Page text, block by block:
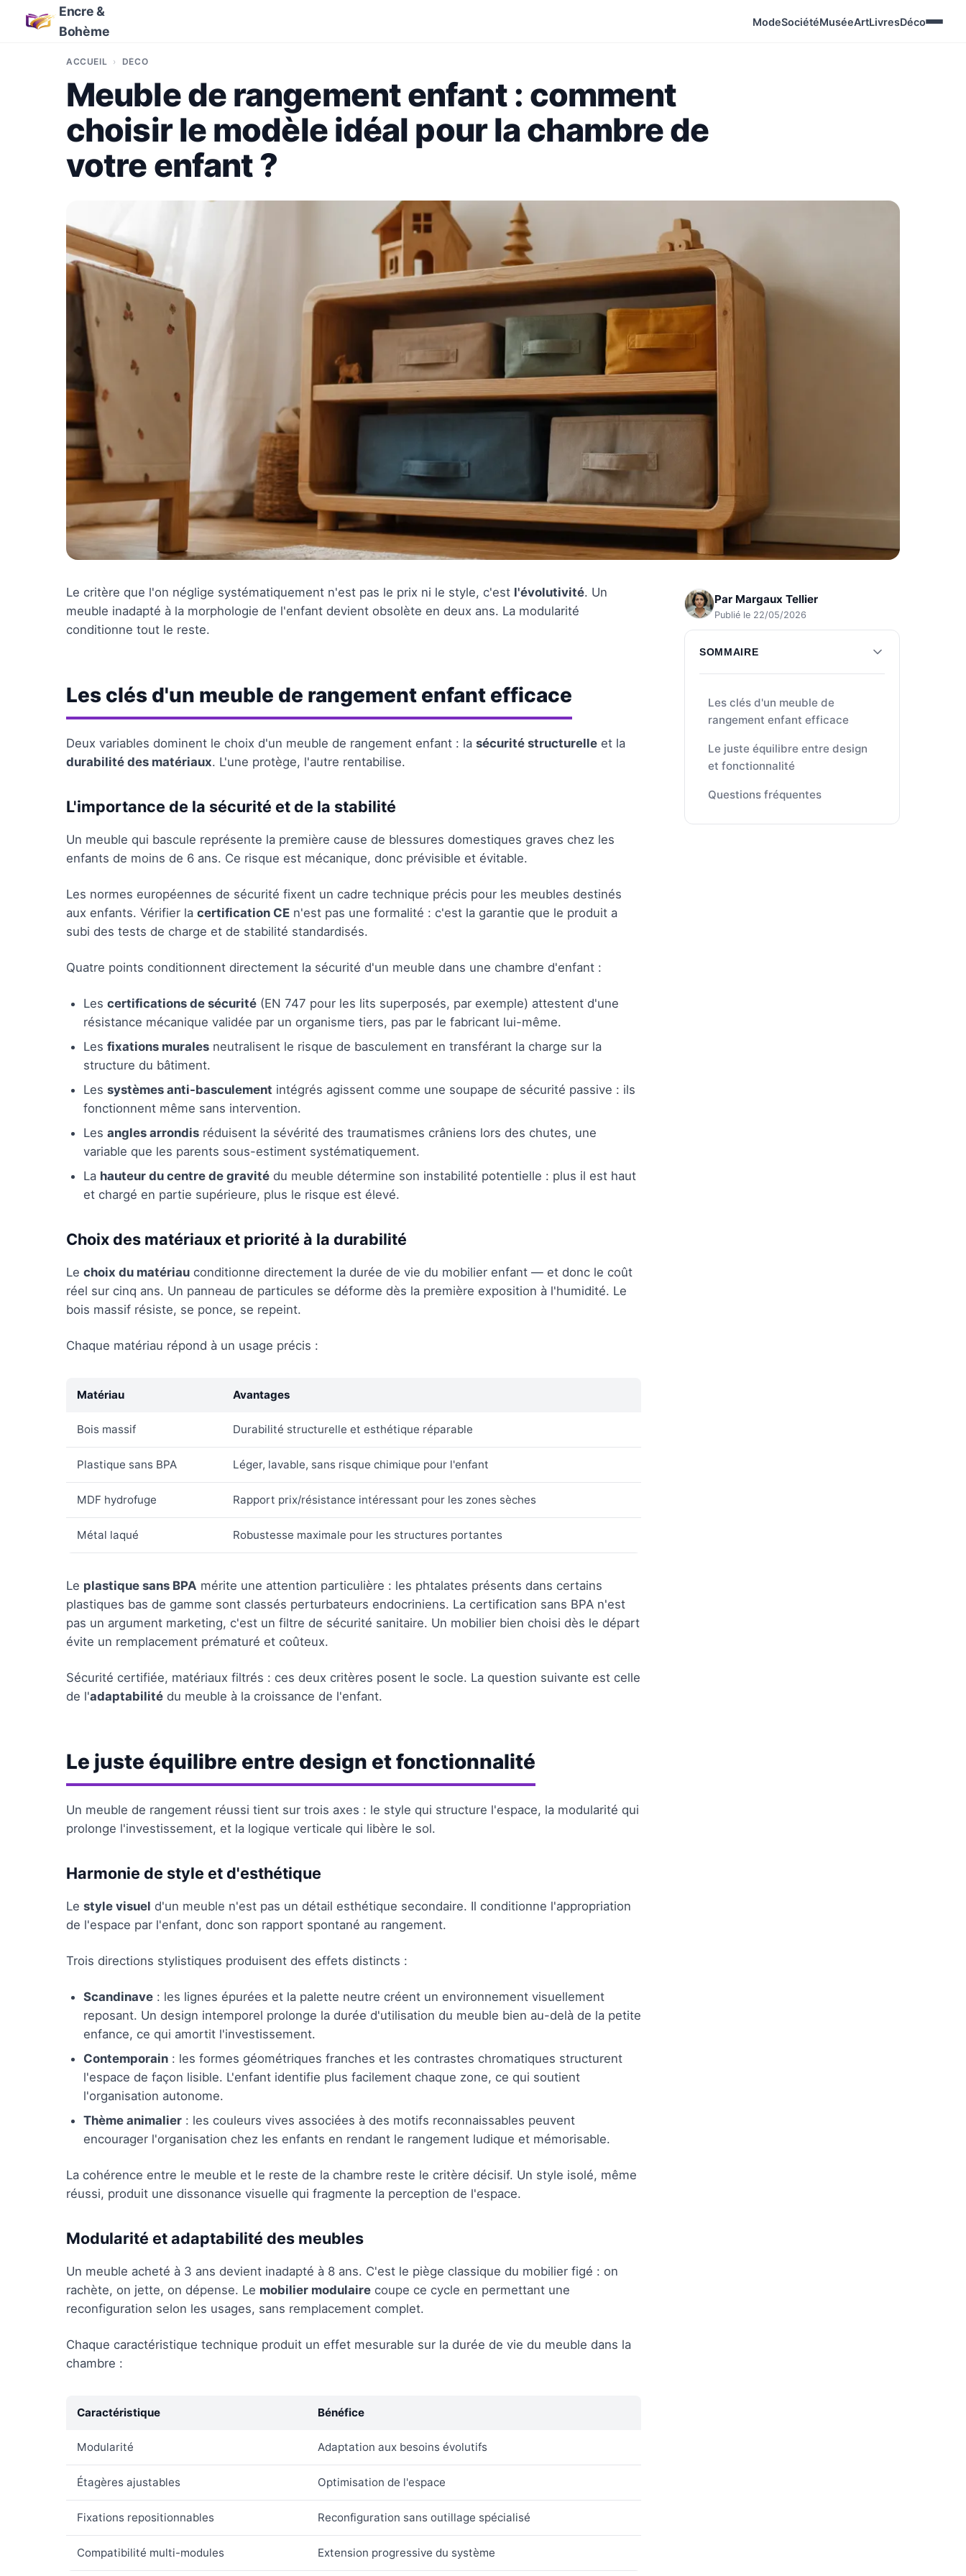
Encre &
Bohème
ModeSociétéMuséeArtLivresDéco
ACCUEIL DÉCO
Meuble de rangement enfant : comment
choisir le modèle idéal pour la chambre de
votre enfant ?
Par Margaux Tellier
Publié le 22/05/2026
SOMMAIRE
Les clés d'un meuble de
rangement enfant efficace
Le juste équilibre entre design
et fonctionnalité
Questions fréquentes
Le critère que l'on néglige systématiquement n'est pas le prix ni le style, c'est l'évolutivité. Un
meuble inadapté à la morphologie de l'enfant devient obsolète en deux ans. La modularité
conditionne tout le reste.
Les clés d'un meuble de rangement enfant efficace
Deux variables dominent le choix d'un meuble de rangement enfant : la sécurité structurelle et la
durabilité des matériaux. L'une protège, l'autre rentabilise.
L'importance de la sécurité et de la stabilité
Un meuble qui bascule représente la première cause de blessures domestiques graves chez les
enfants de moins de 6 ans. Ce risque est mécanique, donc prévisible et évitable.
Les normes européennes de sécurité fixent un cadre technique précis pour les meubles destinés
aux enfants. Vérifier la certification CE n'est pas une formalité : c'est la garantie que le produit a
subi des tests de charge et de stabilité standardisés.
Quatre points conditionnent directement la sécurité d'un meuble dans une chambre d'enfant :
Les certifications de sécurité (EN 747 pour les lits superposés, par exemple) attestent d'une
résistance mécanique validée par un organisme tiers, pas par le fabricant lui-même.
Les fixations murales neutralisent le risque de basculement en transférant la charge sur la
structure du bâtiment.
Les systèmes anti-basculement intégrés agissent comme une soupape de sécurité passive : ils
fonctionnent même sans intervention.
Les angles arrondis réduisent la sévérité des traumatismes crâniens lors des chutes, une
variable que les parents sous-estiment systématiquement.
La hauteur du centre de gravité du meuble détermine son instabilité potentielle : plus il est haut
et chargé en partie supérieure, plus le risque est élevé.
Choix des matériaux et priorité à la durabilité
Le choix du matériau conditionne directement la durée de vie du mobilier enfant — et donc le coût
réel sur cinq ans. Un panneau de particules se déforme dès la première exposition à l'humidité. Le
bois massif résiste, se ponce, se repeint.
Chaque matériau répond à un usage précis :
Matériau Avantages
Bois massif Durabilité structurelle et esthétique réparable
Plastique sans BPA Léger, lavable, sans risque chimique pour l'enfant
MDF hydrofuge Rapport prix/résistance intéressant pour les zones sèches
Métal laqué Robustesse maximale pour les structures portantes
Le plastique sans BPA mérite une attention particulière : les phtalates présents dans certains
plastiques bas de gamme sont classés perturbateurs endocriniens. La certification sans BPA n'est
pas un argument marketing, c'est un filtre de sécurité sanitaire. Un mobilier bien choisi dès le départ
évite un remplacement prématuré et coûteux.
Sécurité certifiée, matériaux filtrés : ces deux critères posent le socle. La question suivante est celle
de l'adaptabilité du meuble à la croissance de l'enfant.
Le juste équilibre entre design et fonctionnalité
Un meuble de rangement réussi tient sur trois axes : le style qui structure l'espace, la modularité qui
prolonge l'investissement, et la logique verticale qui libère le sol.
Harmonie de style et d'esthétique
Le style visuel d'un meuble n'est pas un détail esthétique secondaire. Il conditionne l'appropriation
de l'espace par l'enfant, donc son rapport spontané au rangement.
Trois directions stylistiques produisent des effets distincts :
Scandinave : les lignes épurées et la palette neutre créent un environnement visuellement
reposant. Un design intemporel prolonge la durée d'utilisation du meuble bien au-delà de la petite
enfance, ce qui amortit l'investissement.
Contemporain : les formes géométriques franches et les contrastes chromatiques structurent
l'espace de façon lisible. L'enfant identifie plus facilement chaque zone, ce qui soutient
l'organisation autonome.
Thème animalier : les couleurs vives associées à des motifs reconnaissables peuvent
encourager l'organisation chez les enfants en rendant le rangement ludique et mémorisable.
La cohérence entre le meuble et le reste de la chambre reste le critère décisif. Un style isolé, même
réussi, produit une dissonance visuelle qui fragmente la perception de l'espace.
Modularité et adaptabilité des meubles
Un meuble acheté à 3 ans devient inadapté à 8 ans. C'est le piège classique du mobilier figé : on
rachète, on jette, on dépense. Le mobilier modulaire coupe ce cycle en permettant une
reconfiguration selon les usages, sans remplacement complet.
Chaque caractéristique technique produit un effet mesurable sur la durée de vie du meuble dans la
chambre :
Caractéristique Bénéfice
Modularité Adaptation aux besoins évolutifs
Étagères ajustables Optimisation de l'espace
Fixations repositionnables Reconfiguration sans outillage spécialisé
Compatibilité multi-modules Extension progressive du système